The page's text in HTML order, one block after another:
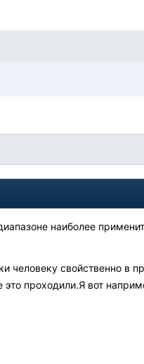
наиболее
человеку свойственно в
это проходили.Я вот